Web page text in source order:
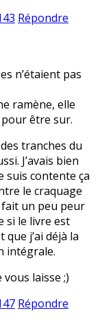
Répondre
n’étaient pas
ramène, elle
pour être sur.
tranches du
J’avais bien
suis contente ça
le craquage
fait un peu peur
si le livre est
j’ai déjà la
intégrale.
laisse ;)
Répondre